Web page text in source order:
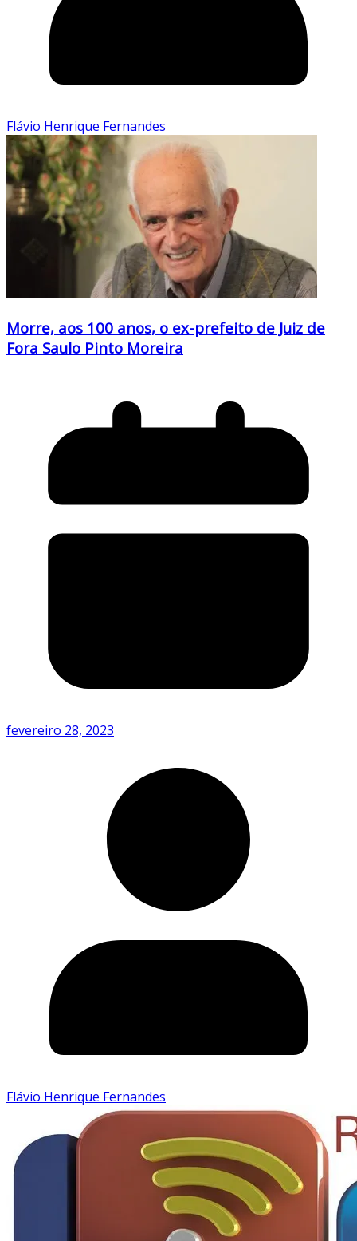
Flávio Henrique Fernandes
Morre, aos 100 anos, o ex-prefeito de Juiz de
Fora Saulo Pinto Moreira
fevereiro 28, 2023
Flávio Henrique Fernandes